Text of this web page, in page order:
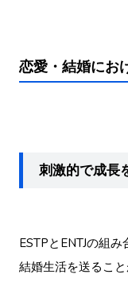
恋愛・結婚にお
刺激的で成長
ESTPとENTJの組
結婚生活を送るこ